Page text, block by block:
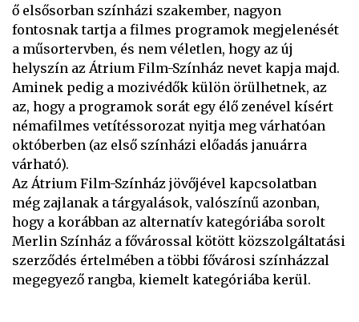
ő elsősorban színházi szakember, nagyon
fontosnak tartja a filmes programok megjelenését
a műsortervben, és nem véletlen, hogy az új
helyszín az Átrium Film-Színház nevet kapja majd.
Aminek pedig a mozivédők külön örülhetnek, az
az, hogy a programok sorát egy élő zenével kísért
némafilmes vetítéssorozat nyitja meg várhatóan
októberben (az első színházi előadás januárra
várható).
Az Átrium Film-Színház jövőjével kapcsolatban
még zajlanak a tárgyalások, valószínű azonban,
hogy a korábban az alternatív kategóriába sorolt
Merlin Színház a fővárossal kötött közszolgáltatási
szerződés értelmében a többi fővárosi színházzal
megegyező rangba, kiemelt kategóriába kerül.